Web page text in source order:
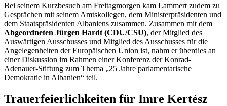
Bei seinem Kurzbesuch am Freitagmorgen kam Lammert zudem zu
Gesprächen mit seinem Amtskollegen, dem Ministerpräsidenten und
dem Staatspräsidenten Albaniens zusammen. Zusammen mit dem
Abgeordneten Jürgen Hardt (CDU/CSU), der Mitglied des
Auswärtigen Ausschusses und Mitglied des Ausschusses für die
Angelegenheiten der Europäischen Union ist, nahm er überdies an
einer Diskussion im Rahmen einer Konferenz der Konrad-
Adenauer-Stiftung zum Thema „25 Jahre parlamentarische
Demokratie in Albanien“ teil.
Trauerfeierlichkeiten für Imre Kertész